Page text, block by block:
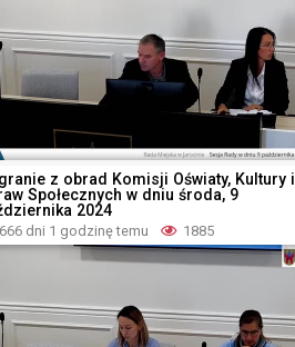
z obrad Komisji Oświaty, Kultury i
Społecznych w dniu środa, 9
2024
666 dni 1 godzinę temu 1885